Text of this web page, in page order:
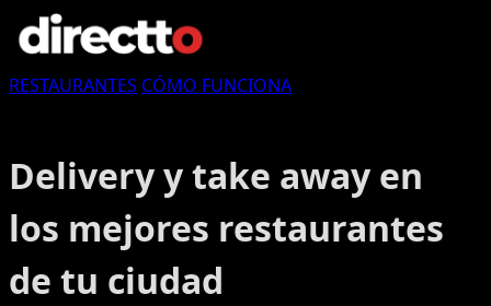
RESTAURANTES CÓMO FUNCIONA
Delivery y take away en
los mejores restaurantes
de tu ciudad